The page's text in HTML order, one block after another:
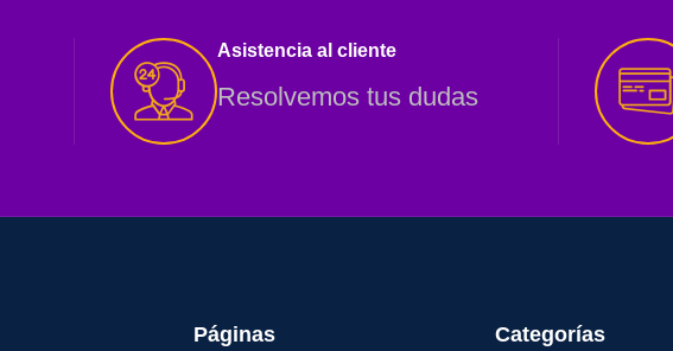
Asistencia al cliente
Resolvemos tus dudas
Páginas Categorías